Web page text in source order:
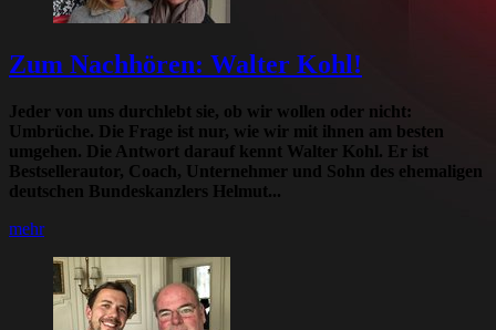
Zum Nachhören: Walter Kohl!
Jeder von uns durchlebt sie, ob wir wollen oder nicht:
Umbrüche. Die Frage ist nur, wie wir mit ihnen am besten
umgehen. Die Antwort darauf kennt Walter Kohl. Er ist
Bestsellerautor, Coach, Unternehmer und Sohn des ehemaligen
deutschen Bundeskanzlers Helmut...
mehr